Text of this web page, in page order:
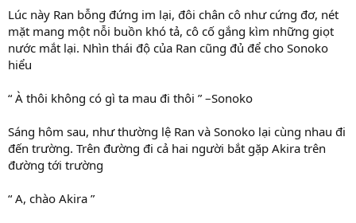
Lúc này Ran bỗng đứng im lại, đôi chân cô như cứng đơ, nét
mặt mang một nỗi buồn khó tả, cô cố gắng kìm những giọt
nước mắt lại. Nhìn thái độ của Ran cũng đủ để cho Sonoko
hiểu
“ À thôi không có gì ta mau đi thôi ” –Sonoko
Sáng hôm sau, như thường lệ Ran và Sonoko lại cùng nhau đi
đến trường. Trên đường đi cả hai người bắt gặp Akira trên
đường tới trường
“ A, chào Akira ”